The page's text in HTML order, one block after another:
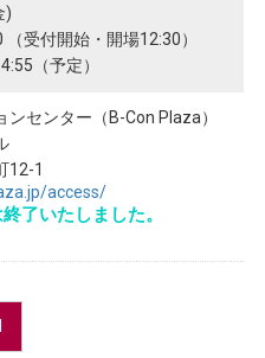
)
受付開始・開場12:30）
（予定）
センター（B-Con Plaza）
12-1
access/
了いたしました。